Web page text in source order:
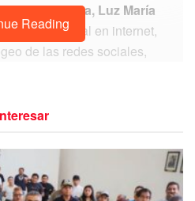
porMorena, Luz María
pasado viral en internet,
de las redes sociales,
e improductiva
Reading